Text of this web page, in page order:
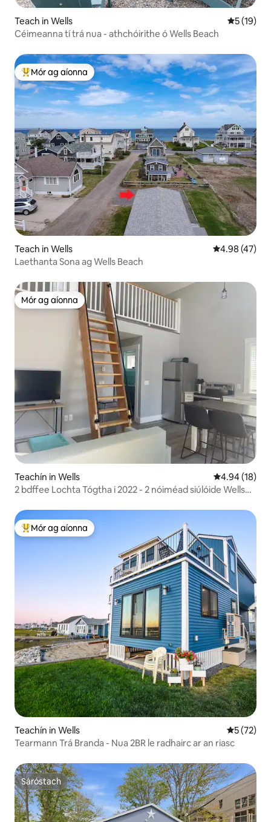
Teach in Wells
5 (19)
Céimeanna tí trá nua - athchóirithe ó Wells Beach
An-mhór ag aíonna
Mór ag aíonna
Teach in Wells Meánrátáil
4.98 (47)
Laethanta Sona ag Wells Beach
Mór ag aíonna
Mór ag aíonna
Teachín in Wells Meánrátáil
4.94 (18)
2 bdffee Lochta Tógtha i 2022 - 2 nóiméad siúlóide Wells
An-mhór ag aíonna
Mór ag aíonna
Teachín in Wells
5 (72)
Tearmann Trá Branda - Nua 2BR le radhairc ar an riasc
Sáróstach
Sáróstach